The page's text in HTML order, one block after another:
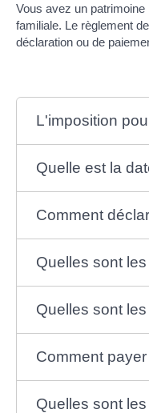
Vous avez un
familiale. Le règlement
déclaration ou de
L'imposition
Quelle est la
Comment
Quelles sont
Quelles sont
Comment
Quelles sont